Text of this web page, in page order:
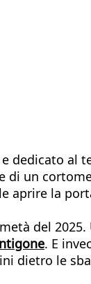
dedicato al
di un
aprire la
del
. E
dietro le